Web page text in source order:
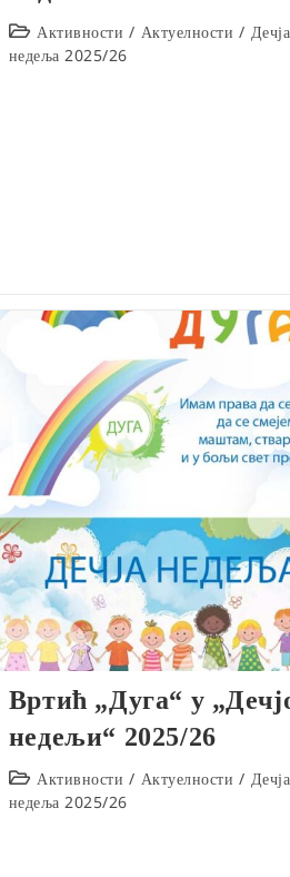
Post
category:
Активности / Актуелности / Дечја
недеља 2025/26
Вртић „Дуга“ у
недељи“ 2025/26
Post
category:
Активности / Актуелности / Дечја
недеља 2025/26